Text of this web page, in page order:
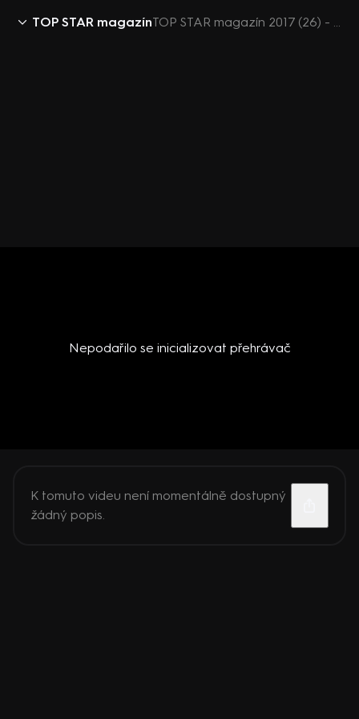
TOP STAR magazín TOP STAR magazín 2017 (26) - upoutávka
Nepodařilo se inicializovat přehrávač
K tomuto videu není momentálně dostupný
žádný popis.